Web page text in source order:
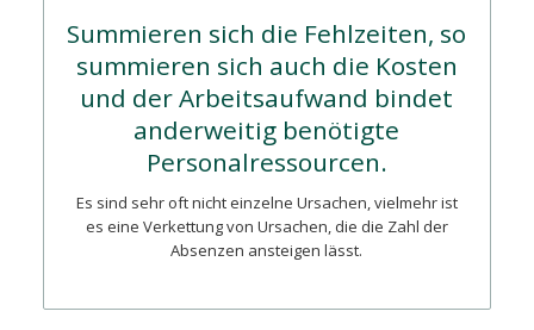
Summieren sich die Fehlzeiten, so
summieren sich auch die Kosten
und der Arbeitsaufwand bindet
anderweitig benötigte
Personalressourcen.
Es sind sehr oft nicht einzelne Ursachen, vielmehr ist
es eine Verkettung von Ursachen, die die Zahl der
Absenzen ansteigen lässt.